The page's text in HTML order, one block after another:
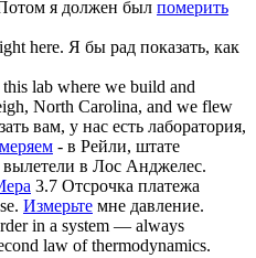
я должен был померить
here. Я бы рад показать, как
lab where we build and
North Carolina, and we flew
вам, у нас есть лаборатория,
- в Рейли, штате
в Лос Анджелес.
3.7 Отсрочка платежа
Измерьте мне давление.
in a system — always
law of thermodynamics.